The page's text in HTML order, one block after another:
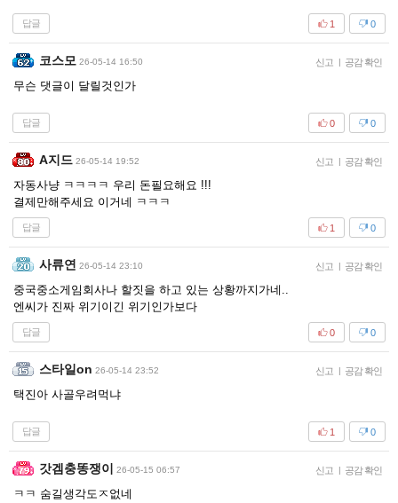
답글 0
1
코스모 26-05-14 16:50 신고 | 공감 확인
무슨 댓글이 달릴것인가
답글 0
0
A지드 26-05-14 19:52 신고 | 공감 확인
자동사냥 ㅋㅋㅋㅋ 우리 돈필요해요 !!!
결제만해주세요 이거네 ㅋㅋㅋ
답글 0
1
사류연 26-05-14 23:10 신고 | 공감 확인
중국중소게임회사나 할짓을 하고 있는 상황까지가네..
엔씨가 진짜 위기이긴 위기인가보다
답글 0
0
스타일on 26-05-14 23:52 신고 | 공감 확인
택진아 사골우려먹냐
답글 0
1
갓겜충똥쟁이 26-05-15 06:57 신고 | 공감 확인
ㅋㅋ 숨길생각도ㅈ없네